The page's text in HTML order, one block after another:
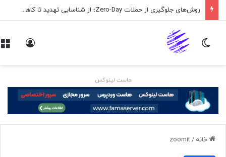
روش‌های جلوگیری از حملات Zero-Day؛ از شناسایی تهدید تا کاهش ریسک
تغییر پوسته
هاست لینوکس
خانه /
zoomit